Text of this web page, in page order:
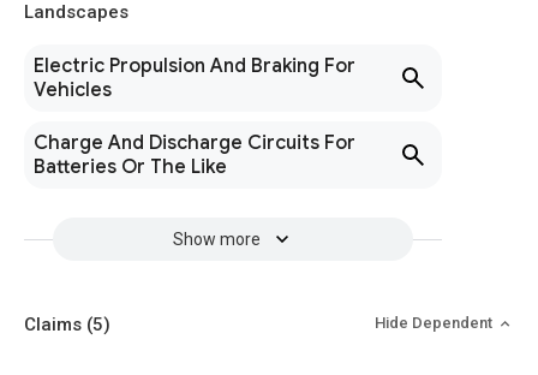
Landscapes
Electric Propulsion And Braking For
Vehicles
Charge And Discharge Circuits For
Batteries Or The Like
Show more
Claims (5) Hide Dependent